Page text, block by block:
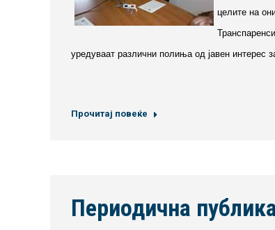
целите на
уредуваат различни полиња од јавен интерес
Прочитај повеќе
Периодична